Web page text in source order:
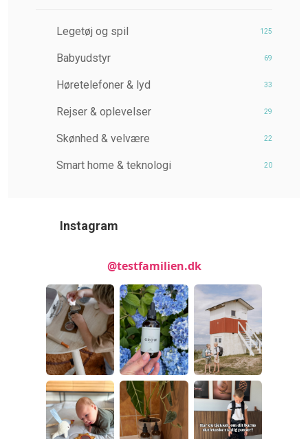
Legetøj og spil 125
Babyudstyr 69
Høretelefoner & lyd 33
Rejser & oplevelser 29
Skønhed & velvære 22
Smart home & teknologi 20
Instagram
@testfamilien.dk